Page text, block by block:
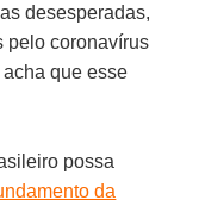
desesperadas,
pelo coronavírus
que esse
possa
da